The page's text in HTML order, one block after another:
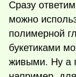
Сразу
можно
полимерной
букетиками
живыми. Ну а